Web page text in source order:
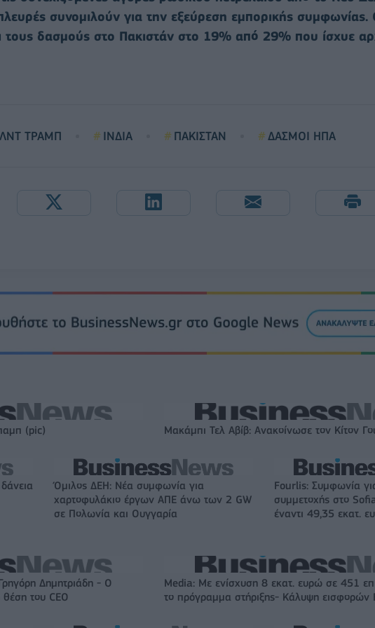
συνομιλούν για την εξεύρεση εμπορικής συμφωνίας.
τους δασμούς στο Πακιστάν στο 19% από 29% που ίσχυε
ΤΡΑΜΠ ΙΝΔΙΑ ΠΑΚΙΣΤΑΝ ΔΑΣΜΟΙ ΗΠΑ
(pic) Μακάμπι Τελ Αβίβ: Ανακοίνωσε τον Κίτον
Όμιλος ΔΕΗ: Νέα συμφωνία για
χαρτοφυλάκιο έργων ΑΠΕ άνω των 2 GW
σε Πολωνία και Ουγγαρία
Fourlis: Συμφωνία
συμμετοχής στο
έναντι 49,35 εκατ.
Δημητριάδη - Ο
του CEO
Media: Με ενίσχυση 8 εκατ. ευρώ σε 451
το πρόγραμμα στήριξης- Κάλυψη